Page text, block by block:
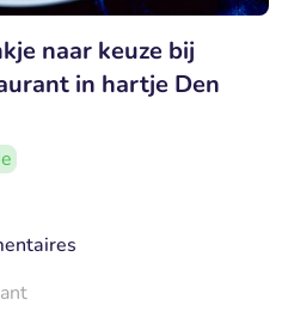
naar keuze bij
in hartje Den